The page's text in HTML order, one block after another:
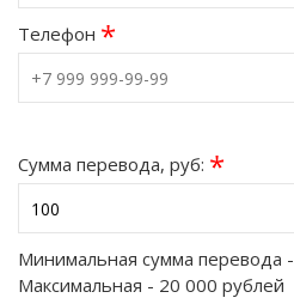
Телефон *
Сумма перевода, руб: *
Минимальная сумма перевода -
Максимальная - 20 000 рублей